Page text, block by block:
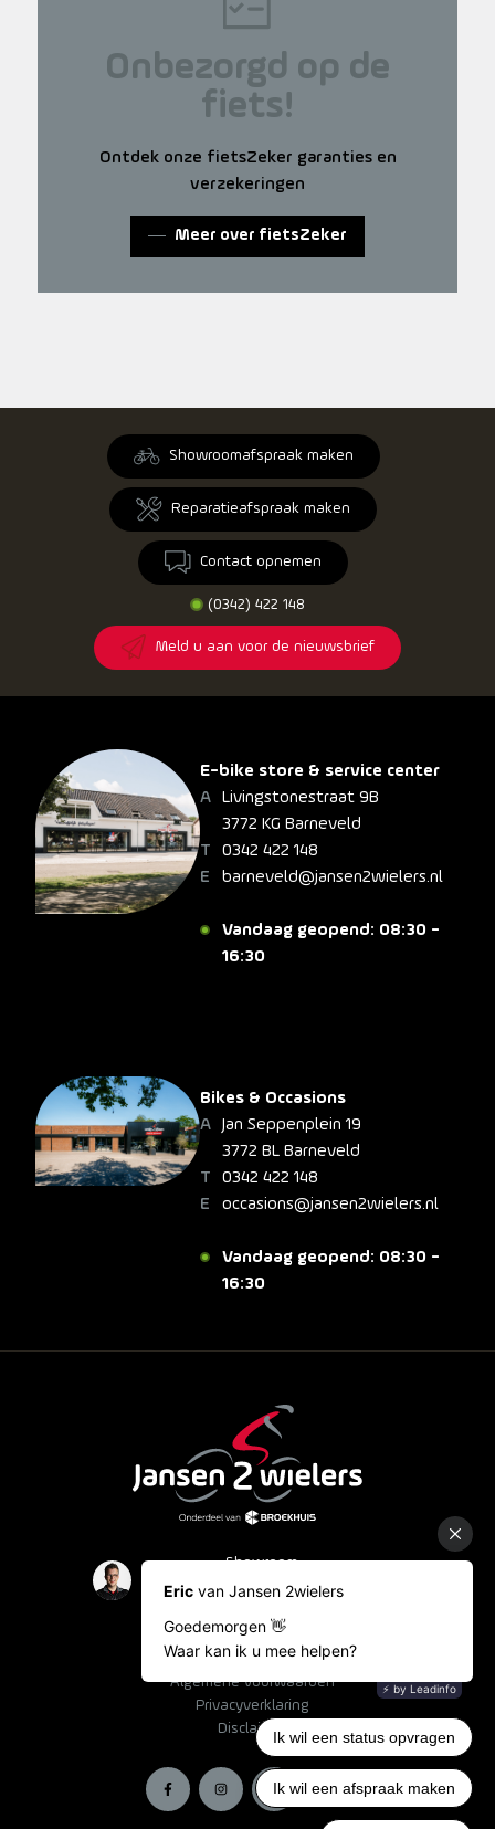
Onbezorgd op de
fiets!
Ontdek onze fietsZeker garanties en
verzekeringen
Meer over fietsZeker
Showroomafspraak maken
Reparatieafspraak maken
Contact opnemen
(0342) 422 148
Meld u aan voor de nieuwsbrief
E-bike store & service center
Livingstonestraat 9B
3772 KG Barneveld
0342 422 148
barneveld@jansen2wielers.nl
Vandaag geopend: 08:30 -
16:30
Bikes & Occasions
Jan Seppenplein 19
3772 BL Barneveld
0342 422 148
occasions@jansen2wielers.nl
Vandaag geopend: 08:30 -
16:30
Showroom
Occasions
Bestelinformatie
Algemene voorwaarden
Privacyverklaring
Disclaimer